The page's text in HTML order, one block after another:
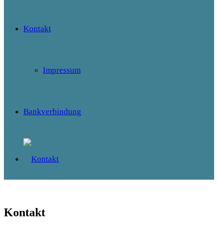
Kontakt
Impressum
Bankverbindung
Kontakt